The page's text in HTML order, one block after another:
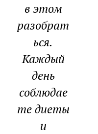
в этом
разобрат
ься.
Каждый
день
соблюдае
те диеты
и